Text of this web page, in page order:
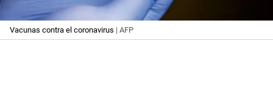
Vacunas contra el coronavirus | AFP